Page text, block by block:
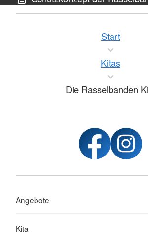
Start
Kitas
Die Rasselbanden
Angebote
Kita